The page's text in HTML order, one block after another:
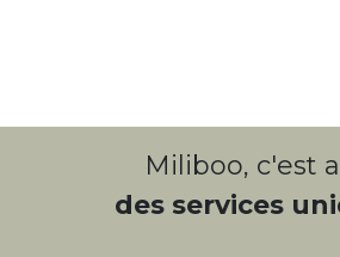
Miliboo, c'est
des services